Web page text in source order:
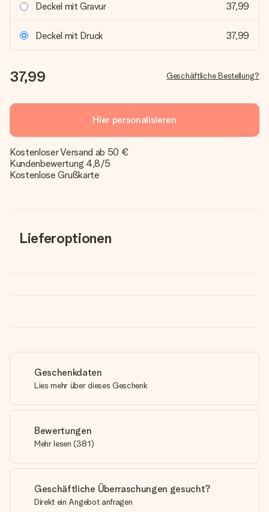
Deckel mit Gravur 37,99
Deckel mit Druck 37,99
37,99 Geschäftliche Bestellung?
Hier personalisieren
Kostenloser Versand ab 50 €
Kundenbewertung 4,8/5
Kostenlose Grußkarte
Lieferoptionen
Geschenkdaten
Lies mehr über dieses Geschenk
Bewertungen
Mehr lesen (381)
Geschäftliche Überraschungen gesucht?
Direkt ein Angebot anfragen